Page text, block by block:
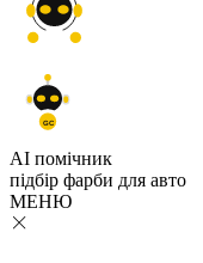
GC
AI помічник
підбір фарби для авто
МЕНЮ